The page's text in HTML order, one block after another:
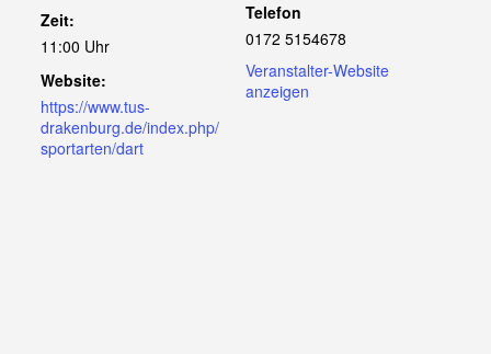
Zeit:
11:00 Uhr
Website:
https://www.tus-
drakenburg.de/index.php/
sportarten/dart
Telefon
0172 5154678
Veranstalter-Website
anzeigen